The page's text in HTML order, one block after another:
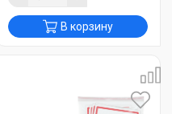
В корзину